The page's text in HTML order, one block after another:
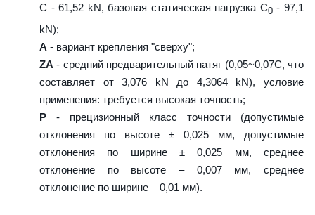
C - 61,52 kN, базовая статическая нагрузка С0- 97,1
kN);
A - вариант крепления "сверху";
ZA - средний предварительный натяг (0,05~0,07C, что
составляет от 3,076 kN до 4,3064 kN), условие
применения: требуется высокая точность;
P - прецизионный класс точности (допустимые
отклонения по высоте ± 0,025 мм, допустимые
отклонения по ширине ± 0,025 мм, среднее
отклонение по высоте – 0,007 мм, среднее
отклонение по ширине – 0,01 мм).